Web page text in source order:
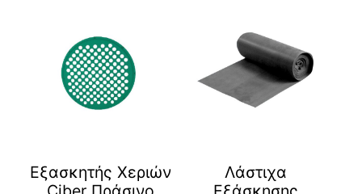
Eξασκητής Χεριών
Λάστιχα